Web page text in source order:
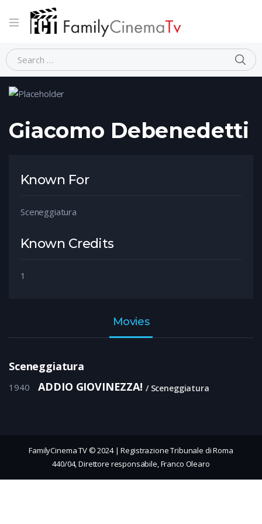
Home Person Giacomo Debenedetti
Giacomo Debenedetti
Known For
Sceneggiatura
Known Credits
1
Movies
Sceneggiatura
1940 ADDIO GIOVINEZZA! Sceneggiatura
FamilyCinema TV © 2024 | Registrazione Tribunale di Roma
440/04, Direttore responsabile, Franco Olearo